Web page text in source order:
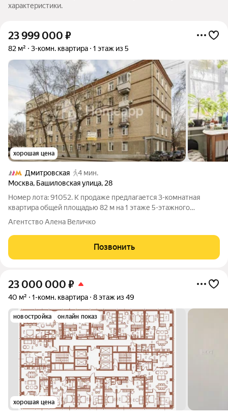
характеристики.
23 999 000 ₽
82 м² 3-комн. квартира 1 этаж из 5
хорошая цена
Дмитровская
4 мин.
Москва, Башиловская улица, 28
Номер лота: 91052. К продаже предлагается 3-комнатная
квартира общей площадью 82 м на 1 этаже 5-этажного
кирпичного дома. Дом, построенный в 1957 году, предлагает
отличной планировкой: три
Агентство Алена Величко
Позвонить
23 000 000 ₽
40 м² 1-комн. квартира 8 этаж из 49
новостройка онлайн показ
хорошая цена